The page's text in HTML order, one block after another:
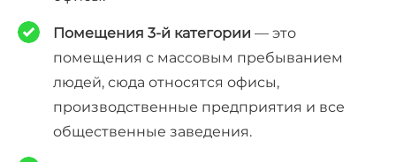
Помещения 3-й категории — это
помещения с массовым пребыванием
людей, сюда относятся офисы,
производственные предприятия и все
общественные заведения.